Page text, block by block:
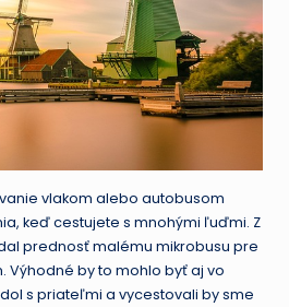
vlakom alebo autobusom
keď cestujete s mnohými ľuďmi. Z
prednosť malému mikrobusu pre
Výhodné by to mohlo byť aj vo
s priateľmi a vycestovali by sme